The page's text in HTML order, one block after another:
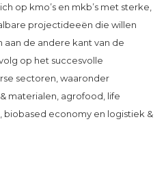
op kmo’s en mkb’s met sterke,
projectideeën die willen
de andere kant van de
op het succesvolle
sectoren, waaronder
materialen, agrofood, life
biobased economy en logistiek &